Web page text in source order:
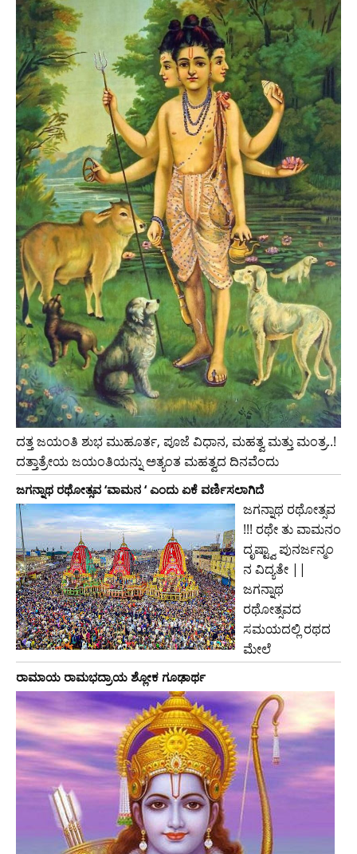
ದತ್ತ ಜಯಂತಿ ಶುಭ ಮುಹೂರ್ತ, ಪೂಜೆ ವಿಧಾನ, ಮಹತ್ವ ಮತ್ತು ಮಂತ್ರ..!
ದತ್ತಾತ್ರೇಯ ಜಯಂತಿಯನ್ನು ಅತ್ಯಂತ ಮಹತ್ವದ ದಿನವೆಂದು
ಜಗನ್ನಾಥ ರಥೋತ್ಸವ ‘ವಾಮನ ‘ ಎಂದು ಏಕೆ ವರ್ಣಿಸಲಾಗಿದೆ
ಜಗನ್ನಾಥ ರಥೋತ್ಸವ
!!! ರಥೇ ತು ವಾಮನಂ
ದೃಷ್ಟ್ವಾ ಪುನರ್ಜನ್ಮಂ
ನ ವಿದ್ಯತೇ ||
ಜಗನ್ನಾಥ
ರಥೋತ್ಸವದ
ಸಮಯದಲ್ಲಿ ರಥದ
ಮೇಲೆ
ರಾಮಾಯ ರಾಮಭದ್ರಾಯ ಶ್ಲೋಕ ಗೂಢಾರ್ಥ